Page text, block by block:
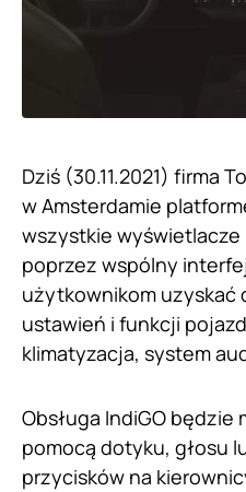
Dziś (30.11.2021) firma
w Amsterdamie
wszystkie
poprzez wspólny
użytkownikom uzyskać
ustawień i funkcji
klimatyzacja, system
Obsługa IndiGO będzie
pomocą dotyku, głosu
przycisków na